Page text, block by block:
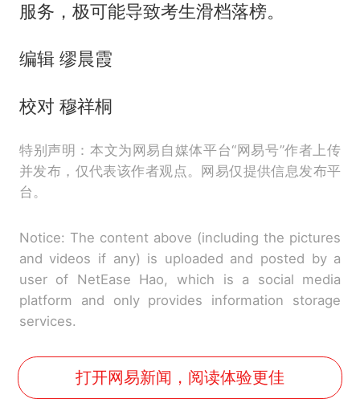
服务，极可能导致考生滑档落榜。
编辑 缪晨霞
校对 穆祥桐
特别声明：本文为网易自媒体平台“网易号”作者上传
并发布，仅代表该作者观点。网易仅提供信息发布平
台。
Notice: The content above (including the pictures
and videos if any) is uploaded and posted by a
user of NetEase Hao, which is a social media
platform and only provides information storage
services.
打开网易新闻，阅读体验更佳